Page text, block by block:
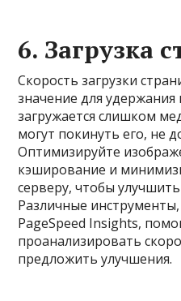
6. Загрузка
Скорость загрузки
значение для удержания
загружается слишком
могут покинуть его, не
Оптимизируйте
кэширование и
серверу, чтобы
Различные
PageSpeed Insights,
проанализировать
предложить улучшения.